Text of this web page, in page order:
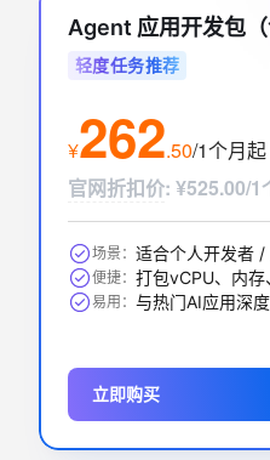
Agent 应用开发包（
轻度任务推荐
¥262.50/1个月起
官网折扣价: ¥525.00/1
场景：
便捷：
易用：
立即购买